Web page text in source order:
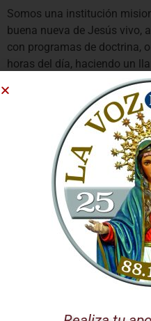
Somos una institución
buena nueva de Jesús vivo,
con programas de doctrina,
horas del día, haciendo un
conversión, bajo la guía del
la Virgen María.
Nuestra Visión
«LA VOZ DE MARIA»
,
la gracia de Dios, quiere
el Ecuador, anhelando
Iglesia con un activo
más oyentes, encuentren el
Asesor
José Luis Vélez